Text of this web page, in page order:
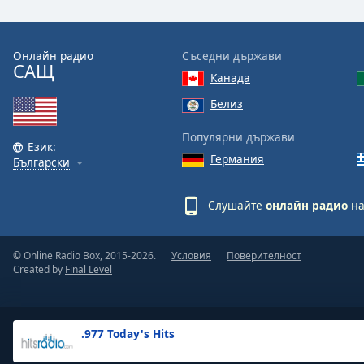
Text
Opacity
Background
.977 Today's Hits
Онлайн радио
САЩ
Език:
Български
Съседни държави
Канада
Белиз
Популярни държави
Германия
Слушайте онлайн радио
© Online Radio Box, 2015-2026.
Created by Final Level
Условия Поверителност